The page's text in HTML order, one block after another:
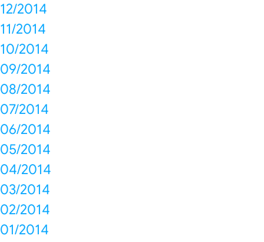
12/2014
11/2014
10/2014
09/2014
08/2014
07/2014
06/2014
05/2014
04/2014
03/2014
02/2014
01/2014